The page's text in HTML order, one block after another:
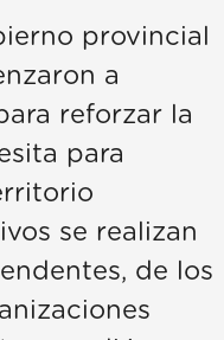
provincial
a
reforzar la
para
se realizan
de los